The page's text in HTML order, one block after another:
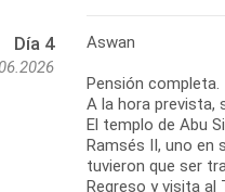
Día 4 Aswan
Pensión completa.
A la hora prevista,
El templo de Abu
Ramsés II, uno
tuvieron que ser
Regreso y visita al